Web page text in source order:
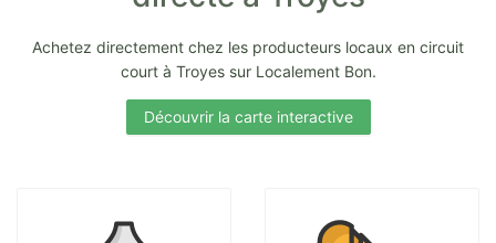
Achetez directement chez les producteurs locaux en circuit
court à Troyes sur Localement Bon.
Découvrir la carte interactive